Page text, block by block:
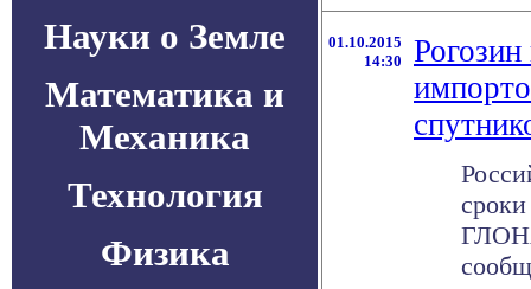
Науки о Земле
Математика и
Механика
Технология
Физика
01.10.2015
14:30
Рогозин